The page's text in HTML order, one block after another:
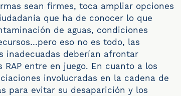
sean firmes, toca ampliar opciones
que ha de conocer lo que
de aguas, condiciones
eso no es todo, las
inadecuadas deberían afrontar
entre en juego. En cuanto a los
involucradas en la cadena de
para evitar su desaparición y los